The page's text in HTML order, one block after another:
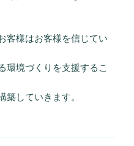
客様はお客様を信じてい
環境づくりを支援するこ
築していきます。